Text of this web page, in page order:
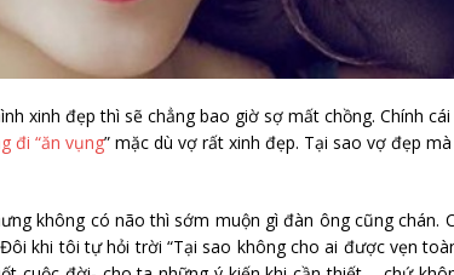
xinh đẹp thì sẽ chẳng bao giờ sợ mất chồng. Chính
đi “ăn vụng” mặc dù vợ rất xinh đẹp. Tại sao vợ đẹp
không có não thì sớm muộn gì đàn ông cũng chán.
khi tôi tự hỏi trời “Tại sao không cho ai được vẹn